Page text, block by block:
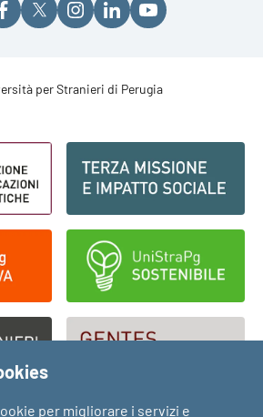
per Stranieri di Perugia
per migliorare i servizi e